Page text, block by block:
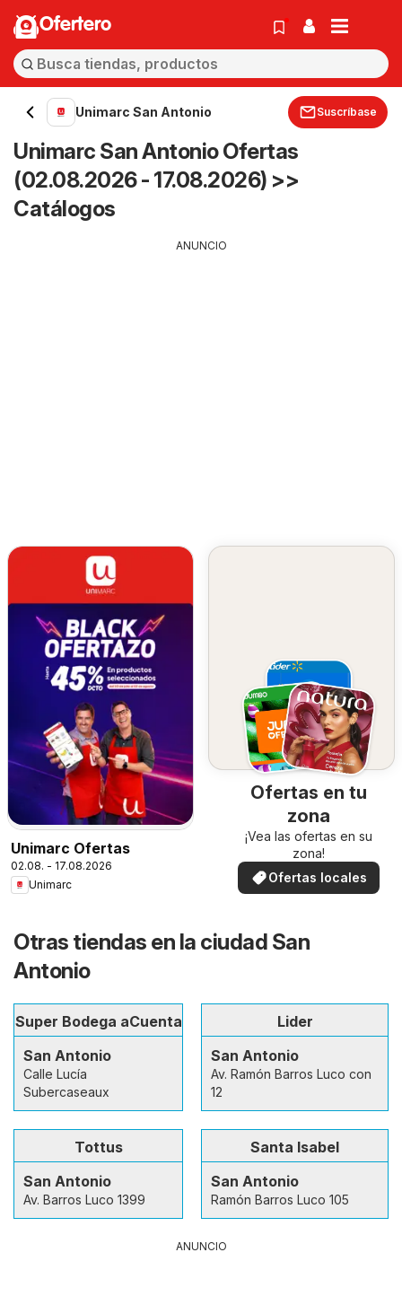
Ofertero
Unimarc San Antonio Suscríbase
Unimarc San Antonio Ofertas
(02.08.2026 - 17.08.2026) >>
Catálogos
ANUNCIO
Unimarc Ofertas
02.08. - 17.08.2026
Unimarc
Ofertas en tu
zona
¡Vea las ofertas en su
zona!
Ofertas locales
Otras tiendas en la ciudad San
Antonio
Super Bodega aCuenta
San Antonio
Calle Lucía
Subercaseaux
Lider
San Antonio
Av. Ramón Barros Luco con
12
Tottus
San Antonio
Av. Barros Luco 1399
Santa Isabel
San Antonio
Ramón Barros Luco 105
ANUNCIO